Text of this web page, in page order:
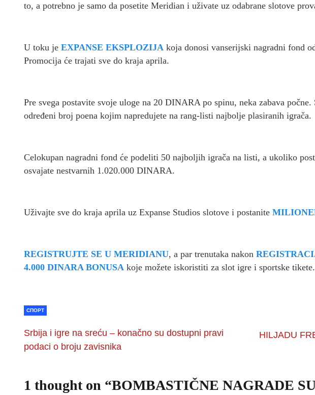
to, a potrebno je samo da posetite Meridian i uživate uz odabrane slotove
U toku je EXPANSE EKSPLOZIJA koja donosi vanserijski nagradni fond
Promocija će trajati sve do kraja aprila.
Pre svega postavite svoje uloge na 20 DINARA po spinu, neka zabava
određeni broj poena kojim napredujete na rang-listi najbolje plasiranih igrača.
Celokupan nagradni fond će podeliti 50 najboljih igrača na listi, a ukoliko
osvajate nestvarnih 1.020.000 DINARA.
Uživajte sve do kraja aprila uz Expanse Studios slotove i postanite
REGISTRUJTE SE U MERIDIANU, a par trenutaka nakon
4.000 DINARA BONUSA koje možete iskoristiti za slot igre i sportske tikete.
СПОРТ
Srbija i igre na sreću – konačno su dostupni pravi
podaci o broju zavisnika
HILJADU
1 thought on “BOMBASTIČNE NAGRADE